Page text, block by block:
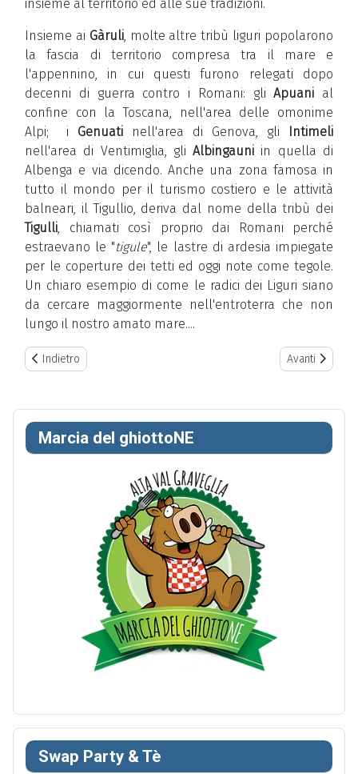
insieme al territorio ed alle sue tradizioni.
Insieme ai Gàruli, molte altre tribù liguri popolarono
la fascia di territorio compresa tra il mare e
l'appennino, in cui questi furono relegati dopo
decenni di guerra contro i Romani: gliApuani al
confine con la Toscana, nell'area delle omonime
Alpi; i Genuati nell'area di Genova, gli
Intimeli
nell'area di Ventimiglia, gliAlbingauni in quella di
Albenga e via dicendo. Anche una zona famosa in
tutto il mondo per il turismo costiero e le attività
balneari, il Tigullio, deriva dal nome della tribù dei
Tigulli, chiamati così proprio dai Romani perché
estraevano le "tigule", le lastre di ardesia impiegate
per le coperture dei tetti ed oggi note come tegole.
Un chiaro esempio di come le radici dei Liguri siano
da cercare maggiormente nell'entroterra che non
lungo il nostro amato mare....
Previous article: Organi statutari
Indietro Next article:
Avanti
Marcia del ghiottoNE
Swap Party & Tè